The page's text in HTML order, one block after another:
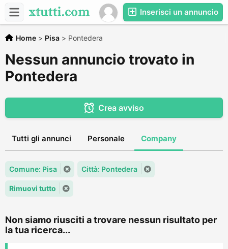
Inserisci un annuncio
Home > Pisa > Pontedera
Nessun annuncio trovato in
Pontedera
Crea avviso
Tutti gli annunci Personale Company
Comune: Pisa Città: Pontedera
Rimuovi tutto
Non siamo riusciti a trovare nessun risultato per
la tua ricerca...